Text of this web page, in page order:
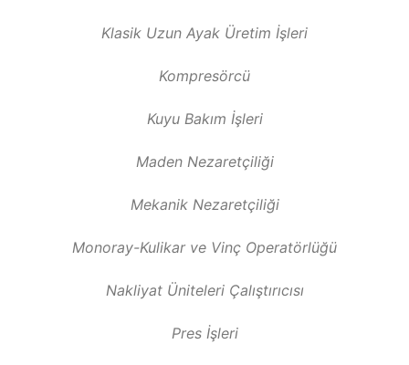
Klasik Uzun Ayak Üretim İşleri
Kompresörcü
Kuyu Bakım İşleri
Maden Nezaretçiliği
Mekanik Nezaretçiliği
Monoray-Kulikar ve Vinç Operatörlüğü
Nakliyat Üniteleri Çalıştırıcısı
Pres İşleri